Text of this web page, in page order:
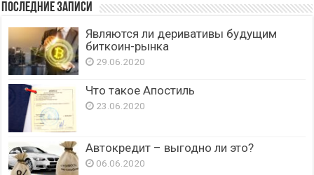
Последние записи
Являются ли деривативы будущим
биткоин-рынка
29.06.2020
Что такое Апостиль
23.06.2020
Автокредит – выгодно ли это?
06.06.2020